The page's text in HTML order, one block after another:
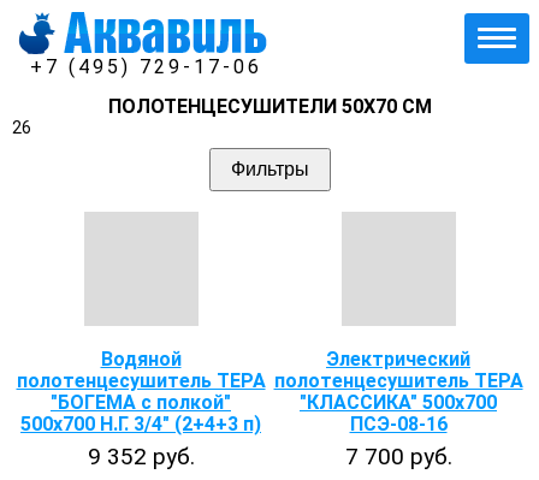
+7 (495) 729-17-06
ПОЛОТЕНЦЕСУШИТЕЛИ 50Х70 СМ
26
Фильтры
Водяной
полотенцесушитель ТЕРА
"БОГЕМА с полкой"
500х700 Н.Г. 3/4" (2+4+3 п)
9 352 руб.
Электрический
полотенцесушитель ТЕРА
"КЛАССИКА" 500х700
ПСЭ-08-16
7 700 руб.